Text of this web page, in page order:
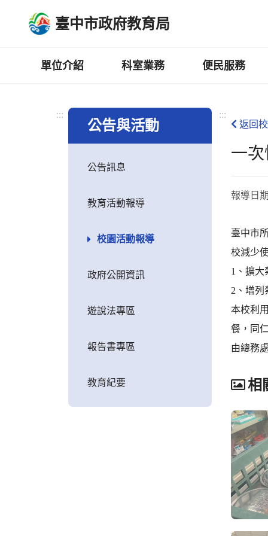
臺中市政府教育局
單位介紹 科室業務 便民服務
:::
公告與活動
公告訊息
教育活動報導
校園活動報導
政府公開資訊
遊說法專區
報告書專區
教育紀要
:::
返回
一
報導日
臺中市
校減少
1、擴大
2、增列
本校利
餐，同
由總務
相